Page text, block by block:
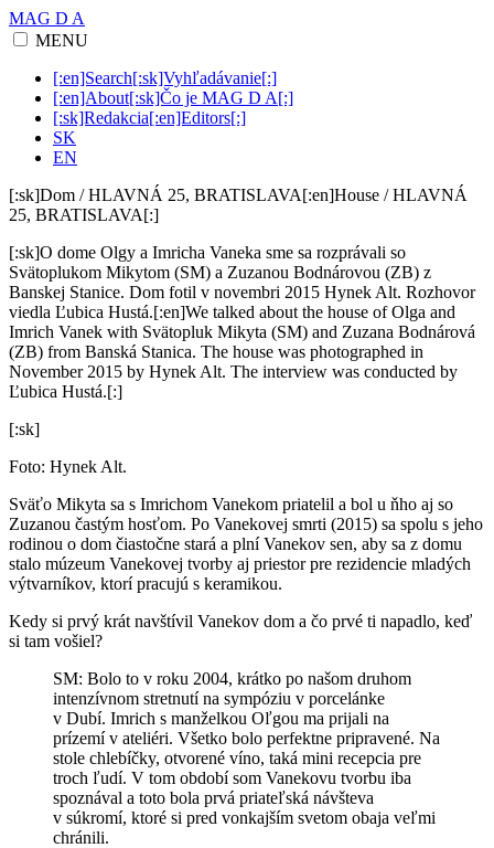
MAG D A
MENU
[:en]Search[:sk]Vyhľadávanie[:]
[:en]About[:sk]Čo je MAG D A[:]
[:sk]Redakcia[:en]Editors[:]
SK
EN
[:sk]Dom / HLAVNÁ 25, BRATISLAVA[:en]House / HLAVNÁ
25, BRATISLAVA[:]
[:sk]O dome Olgy a Imricha Vaneka sme sa rozprávali so
Svätoplukom Mikytom (SM) a Zuzanou Bodnárovou (ZB) z
Banskej Stanice. Dom fotil v novembri 2015 Hynek Alt. Rozhovor
viedla Ľubica Hustá.[:en]We talked about the house of Olga and
Imrich Vanek with Svätopluk Mikyta (SM) and Zuzana Bodnárová
(ZB) from Banská Stanica. The house was photographed in
November 2015 by Hynek Alt. The interview was conducted by
Ľubica Hustá.[:]
[:sk]
Foto: Hynek Alt.
Sväťo Mikyta sa s Imrichom Vanekom priatelil a bol u ňho aj so
Zuzanou častým hosťom. Po Vanekovej smrti (2015) sa spolu s jeho
rodinou o dom čiastočne stará a plní Vanekov sen, aby sa z domu
stalo múzeum Vanekovej tvorby aj priestor pre rezidencie mladých
výtvarníkov, ktorí pracujú s keramikou.
Kedy si prvý krát navštívil Vanekov dom a čo prvé ti napadlo, keď
si tam vošiel?
SM: Bolo to v roku 2004, krátko po našom druhom
intenzívnom stretnutí na sympóziu v porcelánke
v Dubí. Imrich s manželkou Oľgou ma prijali na
prízemí v ateliéri. Všetko bolo perfektne pripravené. Na
stole chlebíčky, otvorené víno, taká mini recepcia pre
troch ľudí. V tom období som Vanekovu tvorbu iba
spoznával a toto bola prvá priateľská návšteva
v súkromí, ktoré si pred vonkajším svetom obaja veľmi
chránili.